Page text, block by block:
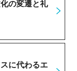
の変遷と礼
に代わるエ